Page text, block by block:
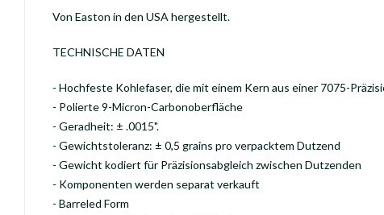
Von Easton in den USA hergestellt.
TECHNISCHE DATEN
- Hochfeste Kohlefaser, die mit einem Kern aus einer 7075-
- Polierte 9-Micron-Carbonoberfläche
- Geradheit: ± .0015".
- Gewichtstoleranz: ± 0,5 grains pro verpacktem Dutzend
- Gewicht kodiert für Präzisionsabgleich zwischen Dutzenden
- Komponenten werden separat verkauft
- Barreled Form